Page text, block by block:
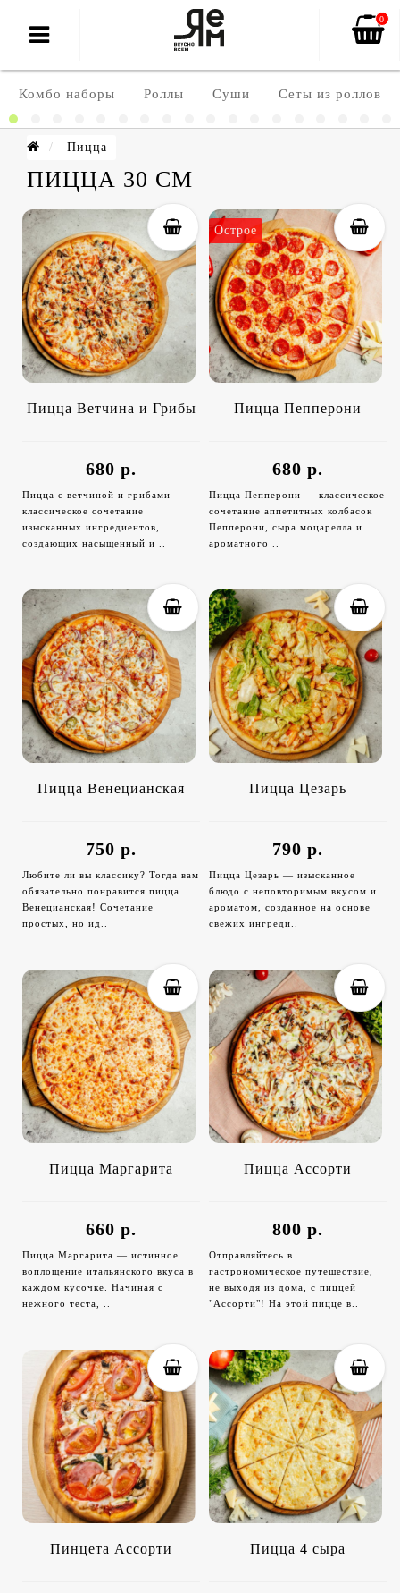
0
Комбо наборы Роллы Суши Сеты из роллов
Пицца
ПИЦЦА 30 СМ
Пицца Ветчина и Грибы
680 р.
Пицца с ветчиной и грибами —
классическое сочетание
изысканных ингредиентов,
создающих насыщенный и ..
Острое
Пицца Пепперони
680 р.
Пицца Пепперони — классическое
сочетание аппетитных колбасок
Пепперони, сыра моцарелла и
ароматного ..
Пицца Венецианская
750 р.
Любите ли вы классику? Тогда вам
обязательно понравится пицца
Венецианская! Сочетание
простых, но ид..
Пицца Цезарь
790 р.
Пицца Цезарь — изысканное
блюдо с неповторимым вкусом и
ароматом, созданное на основе
свежих ингреди..
Пицца Маргарита
660 р.
Пицца Маргарита — истинное
воплощение итальянского вкуса в
каждом кусочке. Начиная с
нежного теста, ..
Пицца Ассорти
800 р.
Отправляйтесь в
гастрономическое путешествие,
не выходя из дома, с пиццей
"Ассорти"! На этой пицце в..
Пинцета Ассорти Пицца 4 сыра